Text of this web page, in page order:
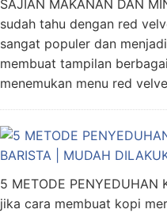
SAJIAN MAKANAN DAN
sudah tahu dengan red
sangat populer dan
membuat tampilan
menemukan menu red
5 METODE PENYEDUHAN
jika cara membuat kopi